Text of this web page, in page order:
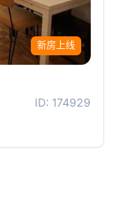
新房上线
ID: 174929